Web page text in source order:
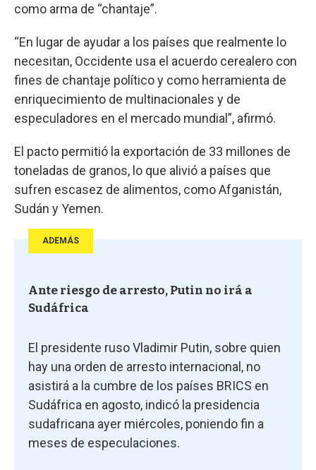
como arma de “chantaje”.
“En lugar de ayudar a los países que realmente lo
necesitan, Occidente usa el acuerdo cerealero con
fines de chantaje político y como herramienta de
enriquecimiento de multinacionales y de
especuladores en el mercado mundial”, afirmó.
El pacto permitió la exportación de 33 millones de
toneladas de granos, lo que alivió a países que
sufren escasez de alimentos, como Afganistán,
Sudán y Yemen.
ADEMÁS
Ante riesgo de arresto, Putin no irá a
Sudáfrica
El presidente ruso Vladimir Putin, sobre quien
hay una orden de arresto internacional, no
asistirá a la cumbre de los países BRICS en
Sudáfrica en agosto, indicó la presidencia
sudafricana ayer miércoles, poniendo fin a
meses de especulaciones.